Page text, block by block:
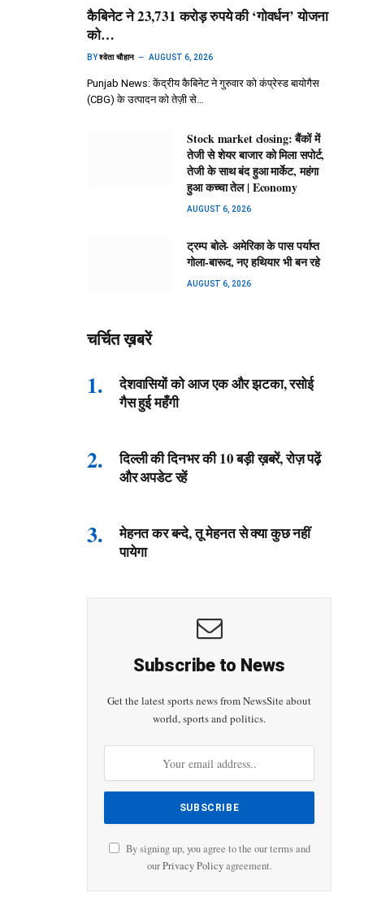
कैबिनेट ने 23,731 करोड़ रुपये की ‘गोवर्धन’ योजना
को…
BYश्वेता चौहान AUGUST 6, 2026
Punjab News: केंद्रीय कैबिनेट ने गुरुवार को कंप्रेस्ड बायोगैस
(CBG) के उत्पादन को तेज़ी से…
Stock market closing: बैंकों में
तेजी से शेयर बाजार को मिला सपोर्ट,
तेजी के साथ बंद हुआ मार्केट, महंगा
हुआ कच्चा तेल | Economy
AUGUST 6, 2026
ट्रम्प बोले- अमेरिका के पास पर्याप्त
गोला-बारूद, नए हथियार भी बन रहे
AUGUST 6, 2026
चर्चित ख़बरें
देशवासियों को आज एक और झटका, रसोई
गैस हुई महँगी
दिल्ली की दिनभर की 10 बड़ी ख़बरें, रोज़ पढ़ें
और अपडेट रहें
मेहनत कर बन्दे, तू मेहनत से क्या कुछ नहीं
पायेगा
Subscribe to News
Get the latest sports news from NewsSite about
world, sports and politics.
By signing up, you agree to the our terms and
ourPrivacy Policyagreement.